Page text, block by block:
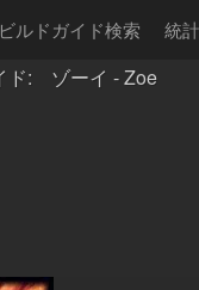
ビルドガイド検索 統計
ド: ゾーイ - Zoe